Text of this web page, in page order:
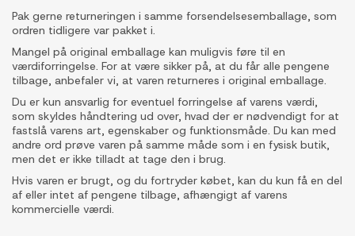
Pak gerne returneringen i samme forsendelsesemballage, som
ordren tidligere var pakket i.
Mangel på original emballage kan muligvis føre til en
værdiforringelse. For at være sikker på, at du får alle pengene
tilbage, anbefaler vi, at varen returneres i original emballage.
Du er kun ansvarlig for eventuel forringelse af varens værdi,
som skyldes håndtering ud over, hvad der er nødvendigt for at
fastslå varens art, egenskaber og funktionsmåde. Du kan med
andre ord prøve varen på samme måde som i en fysisk butik,
men det er ikke tilladt at tage den i brug.
Hvis varen er brugt, og du fortryder købet, kan du kun få en del
af eller intet af pengene tilbage, afhængigt af varens
kommercielle værdi.